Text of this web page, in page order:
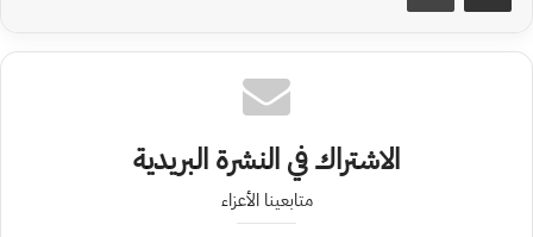
الاشتراك في النشرة البريدية
متابعينا الأعزاء